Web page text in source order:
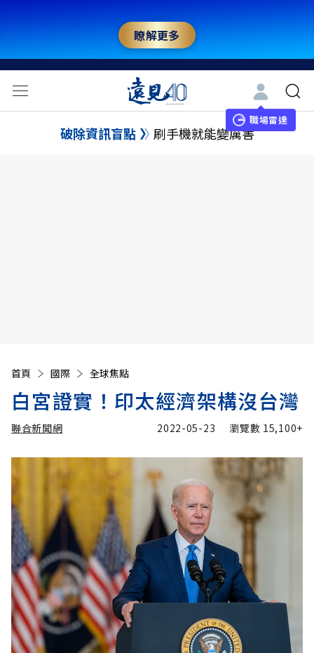
瞭解更多
職場雷達
破除資訊盲點 刷手機就能變厲害
首頁 國際 全球焦點
白宮證實！印太經濟架構沒台灣
聯合新聞網 2022-05-23 瀏覽數 15,100+